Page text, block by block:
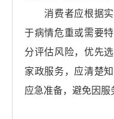
消费者应根据实
于病情危重或需要
分评估风险，优先
家政服务，应清楚
应急准备，避免因服